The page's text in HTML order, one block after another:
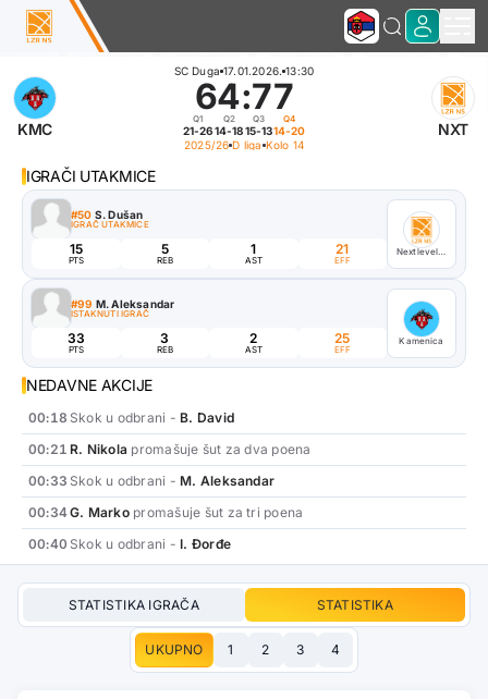
SC Duga 17.01.2026. 13:30
KMC
64:77
Q1
21-26
Q2
14-18
Q3
15-13
Q4
14-20 NXT
2025/26 D liga Kolo 14
IGRAČI UTAKMICE
#50 S. Dušan
IGRAČ UTAKMICE
15
PTS
5
REB
1
AST
21
EFF
Nextlevel fitness
#99 M. Aleksandar
ISTAKNUTI IGRAČ
33
PTS
3
REB
2
AST
25
EFF
Kamenica
NEDAVNE AKCIJE
00:18 Skok u odbrani -B. David
00:21 R. Nikola promašuje šut za dva poena
00:33 Skok u odbrani -M. Aleksandar
00:34G. Markopromašuje šut za tri poena
00:40 Skok u odbrani -I. Đorđe
STATISTIKA IGRAČA STATISTIKA
UKUPNO 1 2 3 4